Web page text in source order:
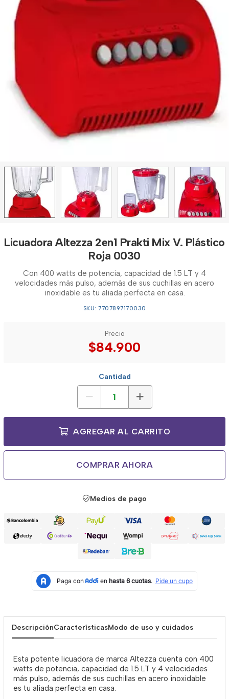
Licuadora Altezza 2en1 Prakti Mix V. Plástico
Roja 0030
Con 400 watts de potencia, capacidad de 1.5 LT y 4
velocidades más pulso, además de sus cuchillas en acero
inoxidable es tu aliada perfecta en casa.
SKU: 7707897170030
Precio
$84.900
Cantidad
AGREGAR AL CARRITO
COMPRAR AHORA
Medios de pago
DescripciónCaracterísticasModo de uso y cuidados
Esta potente licuadora de marca Altezza cuenta con 400
watts de potencia, capacidad de 1.5 LT y 4 velocidades
más pulso, además de sus cuchillas en acero inoxidable
es tu aliada perfecta en casa.